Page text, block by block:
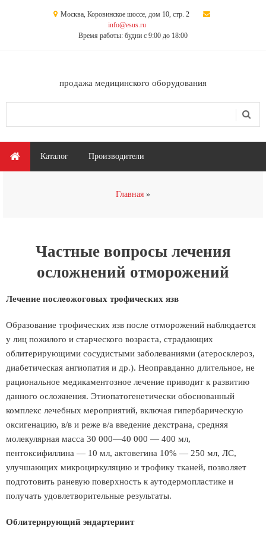
Москва, Коровинское шоссе, дом 10, стр. 2
info@esus.ru
Время работы: будни с 9:00 до 18:00
продажа медицинского оборудования
Главное меню
Каталог Производители
Главная
Частные вопросы лечения
осложнений отморожений
Лечение послеожоговых трофических язв
Образование трофических язв после отморожений наблюдается
у лиц пожилого и старческого возраста, страдающих
облитерирующими сосудистыми заболеваниями (атеросклероз,
диабетическая ангиопатия и др.). Неоправданно длительное, не
рациональное медикаментозное лечение приводит к развитию
данного осложнения. Этиопатогенетически обоснованный
комплекс лечебных мероприятий, включая гипербарическую
оксигенацию, в/в и реже в/а введение декстрана, средняя
молекулярная масса 30 000—40 000 — 400 мл,
пентоксифиллина — 10 мл, актовегина 10% — 250 мл, ЛС,
улучшающих микроциркуляцию и трофику тканей, позволяет
подготовить раневую поверхность к аутодермопластике и
получать удовлетворительные результаты.
Облитерирующий эндартериит